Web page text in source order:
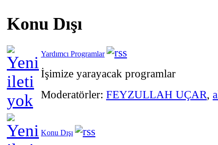
Konu Dışı
Yardımcı Programlar
İşimize yarayacak programlar
Moderatörler: FEYZULLAH UÇAR,
Konu Dışı